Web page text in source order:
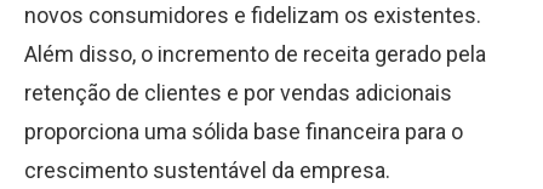
novos consumidores e fidelizam os existentes.
Além disso, o incremento de receita gerado pela
retenção de clientes e por vendas adicionais
proporciona uma sólida base financeira para o
crescimento sustentável da empresa.